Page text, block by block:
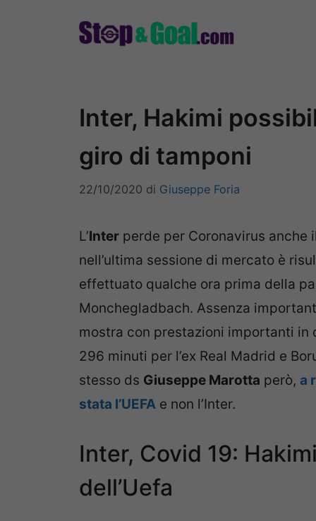
Inter, Hakimi
giro di tamponi
22/10/2020 di Giuseppe Foria
L’Inter perde per Coronavirus anche
nell’ultima sessione di mercato è
effettuato qualche ora prima della
Monchegladbach. Assenza
mostra con prestazioni importanti in
296 minuti per l’ex Real Madrid e
stesso ds Giuseppe Marotta però, a
stata l’UEFA e non l’Inter.
Inter, Covid 19:
dell’Uefa